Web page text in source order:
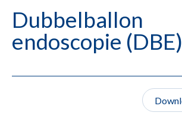
Dubbelballon
endoscopie